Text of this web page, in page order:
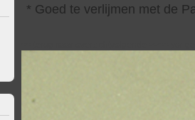
* Goed te verlijmen met de